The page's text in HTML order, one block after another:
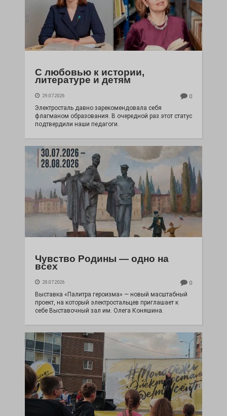
С любовью к истории,
литературе и детям
29.07.2026 0
Электросталь давно зарекомендовала себя
флагманом образования. В очередной раз этот статус
подтвердили наши педагоги.
Чувство Родины — одно на
всех
28.07.2026 0
Выставка «Палитра героизма» — новый масштабный
проект, на который электростальцев приглашает к
себе Выставочный зал им. Олега Коняшина.